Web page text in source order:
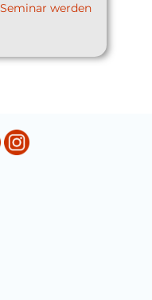
werden